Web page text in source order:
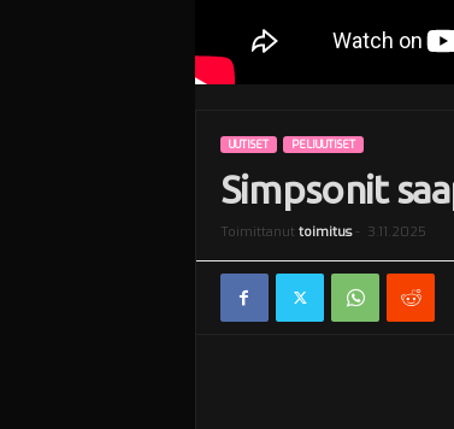
UUTISET PELIUUTISET
Simpsonit
Toimittanut toimitus- 3.11.2025